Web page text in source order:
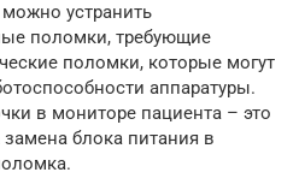
устранить
поломки, требующие
поломки, которые могут
аппаратуры.
в мониторе пациента – это
блока питания в